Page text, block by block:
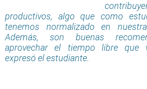
productivos, algo que como
tenemos normalizado en
Además, son buenas
aprovechar el tiempo libre que
expresó el estudiante.